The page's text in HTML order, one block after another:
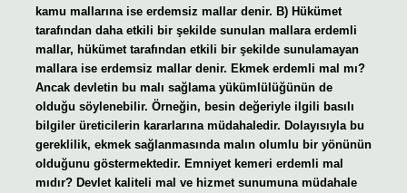
kamu mallarına ise erdemsiz mallar denir. B) Hükümet
tarafından daha etkili bir şekilde sunulan mallara erdemli
mallar, hükümet tarafından etkili bir şekilde sunulamayan
mallara ise erdemsiz mallar denir. Ekmek erdemli mal mı?
Ancak devletin bu malı sağlama yükümlülüğünün de
olduğu söylenebilir. Örneğin, besin değeriyle ilgili basılı
bilgiler üreticilerin kararlarına müdahaledir. Dolayısıyla bu
gereklilik, ekmek sağlanmasında malın olumlu bir yönünün
olduğunu göstermektedir. Emniyet kemeri erdemli mal
mıdır? Devlet kaliteli mal ve hizmet sunumuna müdahale